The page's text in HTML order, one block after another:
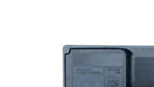
Réf constructeur :
1T02T90NL0
Modèle constructeur : TK-3160
Capacité en pages (à 5%) :